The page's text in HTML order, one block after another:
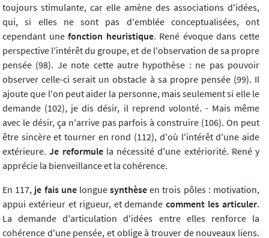
toujours stimulante, car elle amène des associations d'idées,
qui, si elles ne sont pas d'emblée conceptualisées, ont
cependant unefonction heuristique. René évoque dans cette
perspective l'intérêt du groupe, et de l'observation de sa propre
pensée (98). Je note cette autre hypothèse : ne pas pouvoir
observer celle-ci serait un obstacle à sa propre pensée (99). Il
ajoute que l'on peut aider la personne, mais seulement si elle le
demande (102), je dis désir, il reprend volonté. - Mais même
avec le désir, ça n'arrive pas parfois à construire (106). On peut
être sincère et tourner en rond (112), d'où l'intérêt d'une aide
extérieure.Je reformule la nécessité d'une extériorité. René y
apprécie la bienveillance et la cohérence.
En 117, je fais une longuesynthèseen trois pôles : motivation,
appui extérieur et rigueur, et demande comment les articuler.
La demande d'articulation d'idées entre elles renforce la
cohérence d'une pensée, et oblige à trouver de nouveaux liens.